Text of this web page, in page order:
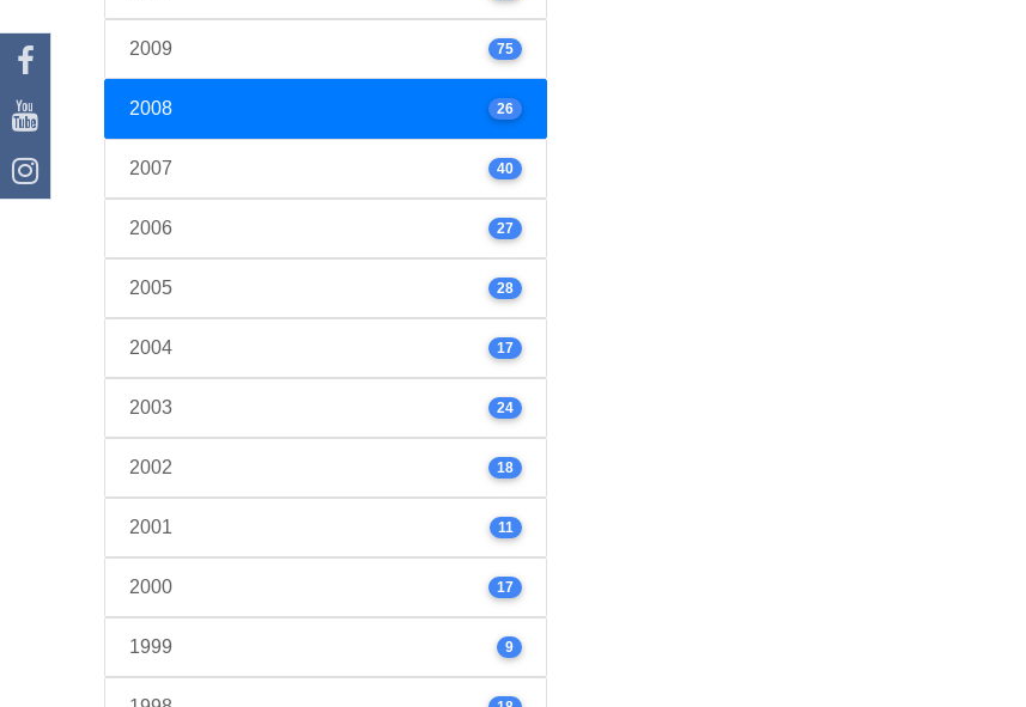
2009 75
2008 26
2007 40
2006 27
2005 28
2004 17
2003 24
2002 18
2001 11
2000 17
1999 9